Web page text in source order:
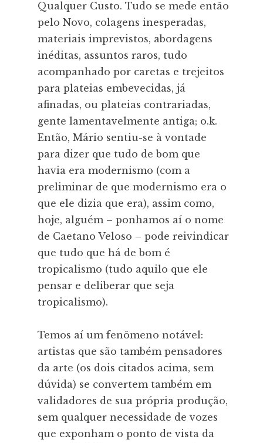
Qualquer Custo. Tudo se mede então
pelo Novo, colagens inesperadas,
materiais imprevistos, abordagens
inéditas, assuntos raros, tudo
acompanhado por caretas e trejeitos
para plateias embevecidas, já
afinadas, ou plateias contrariadas,
gente lamentavelmente antiga; o.k.
Então, Mário sentiu-se à vontade
para dizer que tudo de bom que
havia era modernismo (com a
preliminar de que modernismo era o
que ele dizia que era), assim como,
hoje, alguém – ponhamos aí o nome
de Caetano Veloso – pode reivindicar
que tudo que há de bom é
tropicalismo (tudo aquilo que ele
pensar e deliberar que seja
tropicalismo).
Temos aí um fenômeno notável:
artistas que são também pensadores
da arte (os dois citados acima, sem
dúvida) se convertem também em
validadores de sua própria produção,
sem qualquer necessidade de vozes
que exponham o ponto de vista da